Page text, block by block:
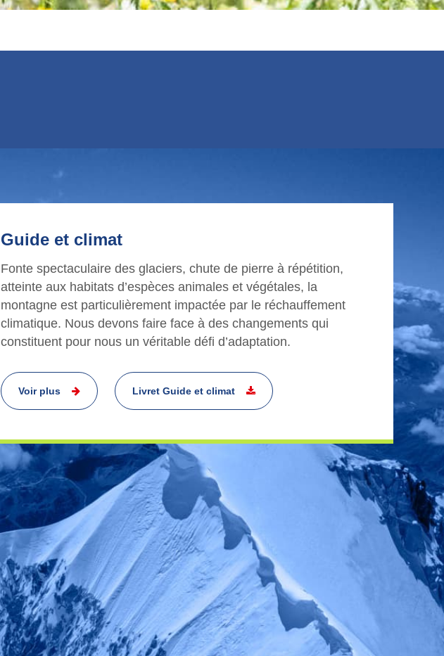
Guide et climat
Fonte spectaculaire des glaciers, chute de pierre à répétition,
atteinte aux habitats d’espèces animales et végétales, la
montagne est particulièrement impactée par le réchauffement
climatique. Nous devons faire face à des changements qui
constituent pour nous un véritable défi d’adaptation.
Voir plus Livret Guide et climat